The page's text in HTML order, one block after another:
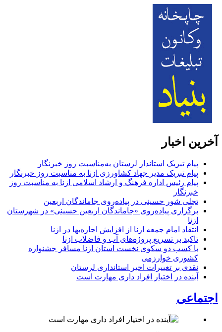
آخرین اخبار
پیام تبریک استاندار لرستان به‌مناسبت روز خبرنگار
پیام تبریک مدیر جهاد کشاورزی ازنا به مناسبت روز خبرنگار
پیام رئیس اداره فرهنگ و ارشاد اسلامی ازنا به مناسبت روز
خبرنگار
تجلی شور حسینی در پیاده‌روی جاماندگان اربعین
برگزاری پیاده‌روی «جاماندگان اربعین حسینی» در شهرستان
ازنا
انتقاد امام جمعه ازنا از افزایش اجاره‌بها در ازنا
تاکید بر تسریع پروژه‌های آب و فاضلاب ازنا
با کسب دو سکوی نخست استان ازنا مسافر جشنواره
کشوری خوارزمی
نقدی بر تغییرات اخیر استانداری لرستان
آینده در اختیار افراد داری مهارت است
اجتماعی